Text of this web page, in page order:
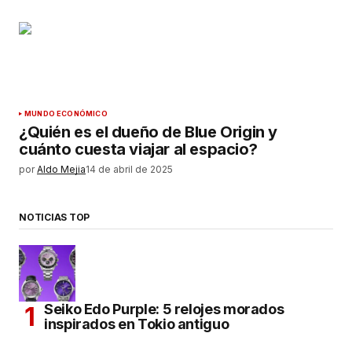
MUNDO ECONÓMICO
¿Quién es el dueño de Blue Origin y
cuánto cuesta viajar al espacio?
por Aldo Mejia14 de abril de 2025
NOTICIAS TOP
Seiko Edo Purple: 5 relojes morados
inspirados en Tokio antiguo